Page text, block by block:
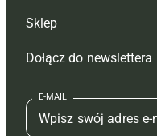
Tagi
Mapa serwisu
Kontakt
Regulamin
Hoduj z głową świnie
Prenumerata
Redakcja
Kontakt
Redakcja
Prenumerata
Reklama
Kontakt
Sklep
Czasopisma i prenumerata
Książki
Regulamin
Dołącz do newslettera
E-MAIL